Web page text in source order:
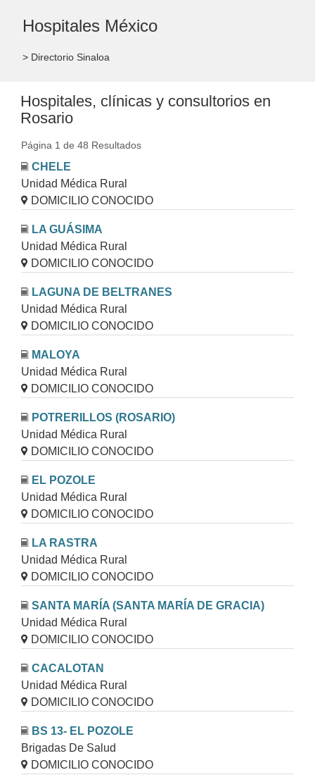
Hospitales México
> Directorio Sinaloa
Hospitales, clínicas y consultorios en
Rosario
Página 1 de 48 Resultados
CHELE
Unidad Médica Rural
DOMICILIO CONOCIDO
LA GUÁSIMA
Unidad Médica Rural
DOMICILIO CONOCIDO
LAGUNA DE BELTRANES
Unidad Médica Rural
DOMICILIO CONOCIDO
MALOYA
Unidad Médica Rural
DOMICILIO CONOCIDO
POTRERILLOS (ROSARIO)
Unidad Médica Rural
DOMICILIO CONOCIDO
EL POZOLE
Unidad Médica Rural
DOMICILIO CONOCIDO
LA RASTRA
Unidad Médica Rural
DOMICILIO CONOCIDO
SANTA MARÍA (SANTA MARÍA DE GRACIA)
Unidad Médica Rural
DOMICILIO CONOCIDO
CACALOTAN
Unidad Médica Rural
DOMICILIO CONOCIDO
BS 13- EL POZOLE
Brigadas De Salud
DOMICILIO CONOCIDO